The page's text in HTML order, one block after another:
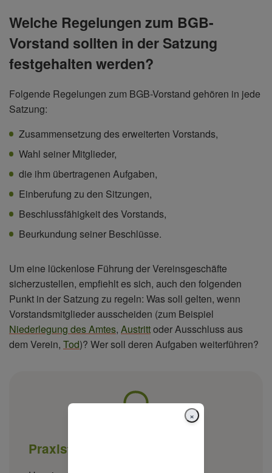
Welche Regelungen zum BGB-
Vorstand sollten in der Satzung
festgehalten werden?
Folgende Regelungen zum BGB-Vorstand gehören in jede
Satzung:
Zusammensetzung des erweiterten Vorstands,
Wahl seiner Mitglieder,
die ihm übertragenen Aufgaben,
Einberufung zu den Sitzungen,
Beschlussfähigkeit des Vorstands,
Beurkundung seiner Beschlüsse.
Um eine lückenlose Führung der Vereinsgeschäfte
sicherzustellen, empfiehlt es sich, auch den folgenden
Punkt in der Satzung zu regeln: Was soll gelten, wenn
Vorstandsmitglieder ausscheiden (zum Beispiel
Niederlegung des Amtes, Austrittoder Ausschluss aus
dem Verein, Tod)? Wer soll deren Aufgaben weiterführen?
Praxistipp
×